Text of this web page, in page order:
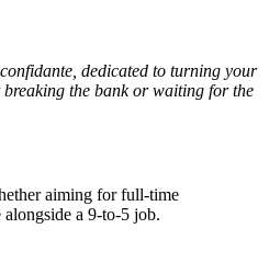
dedicated to turning your
the bank or waiting for the
aiming for full-time
a 9-to-5 job.